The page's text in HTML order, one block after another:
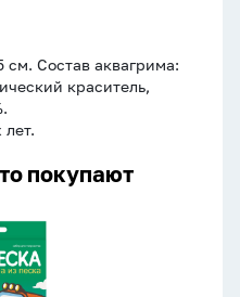
см. Состав аквагрима:
краситель,
покупают